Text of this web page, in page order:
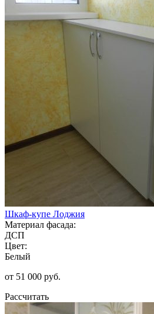
Шкаф-купе Лоджия
Материал фасада:
ДСП
Цвет:
Белый
от 51 000 руб.
Рассчитать